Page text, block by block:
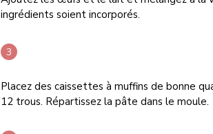
ingrédients soient incorporés.
Placez des caissettes à muffins de bonne
12 trous. Répartissez la pâte dans le moule.